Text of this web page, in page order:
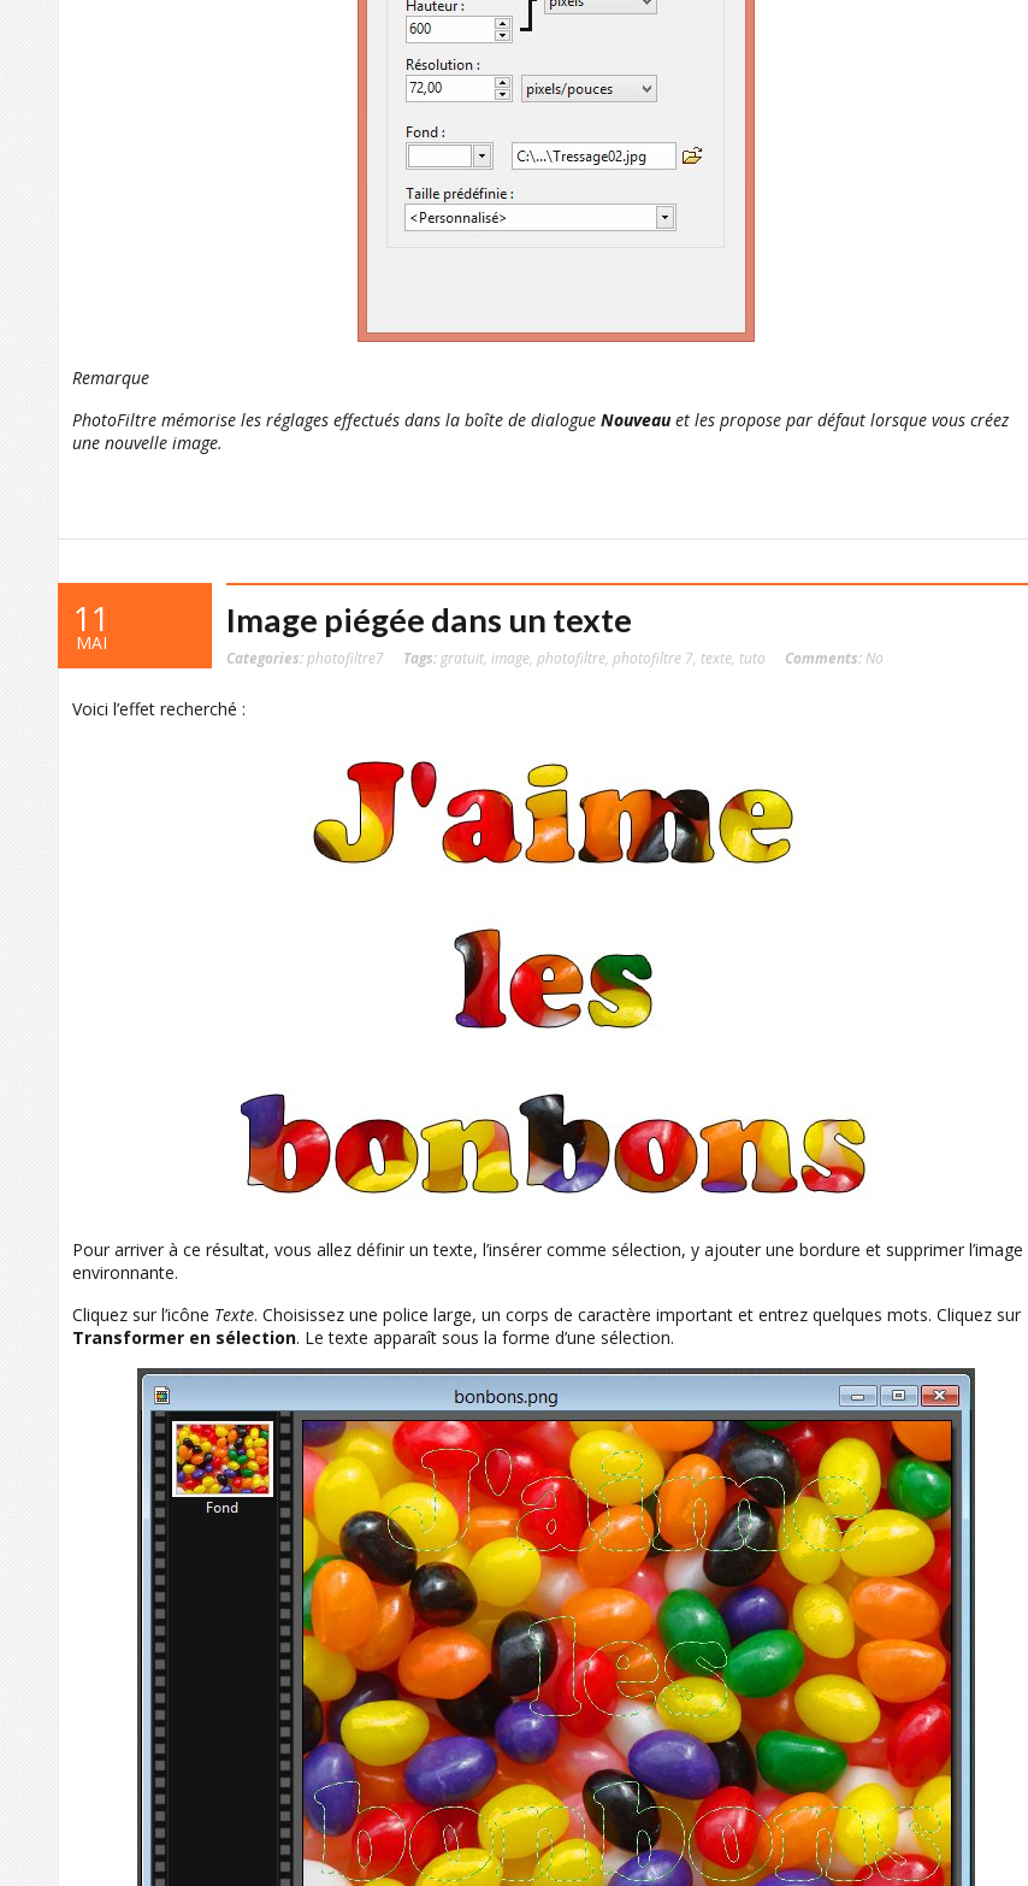
Remarque
PhotoFiltre mémorise les réglages effectués dans la boîte de dialogue Nouveauet les propose par défaut lorsque vous créez
une nouvelle image.
11
MAI
Image piégée dans un texte
Categories: photofiltre7 Tags: gratuit image photofiltre photofiltre 7 texte tuto Comments: No
Voici l’effet recherché :
Pour arriver à ce résultat, vous allez définir un texte, l’insérer comme sélection, y ajouter une bordure et supprimer l’image
environnante.
Cliquez sur l’icône Texte. Choisissez une police large, un corps de caractère important et entrez quelques mots. Cliquez sur
Transformer en sélection. Le texte apparaît sous la forme d’une sélection.